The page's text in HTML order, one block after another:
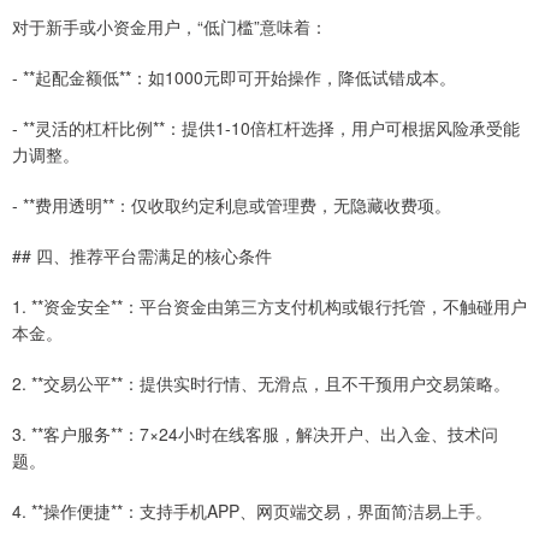
对于新手或小资金用户，“低门槛”意味着：
- **起配金额低**：如1000元即可开始操作，降低试错成本。
- **灵活的杠杆比例**：提供1-10倍杠杆选择，用户可根据风险承受能
力调整。
- **费用透明**：仅收取约定利息或管理费，无隐藏收费项。
## 四、推荐平台需满足的核心条件
1. **资金安全**：平台资金由第三方支付机构或银行托管，不触碰用户
本金。
2. **交易公平**：提供实时行情、无滑点，且不干预用户交易策略。
3. **客户服务**：7×24小时在线客服，解决开户、出入金、技术问
题。
4. **操作便捷**：支持手机APP、网页端交易，界面简洁易上手。